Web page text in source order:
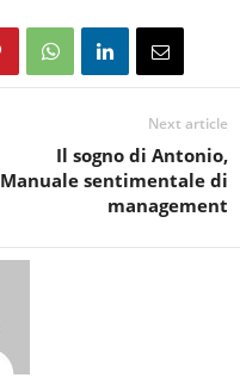
Next article
Il sogno di Antonio,
Manuale sentimentale di
management